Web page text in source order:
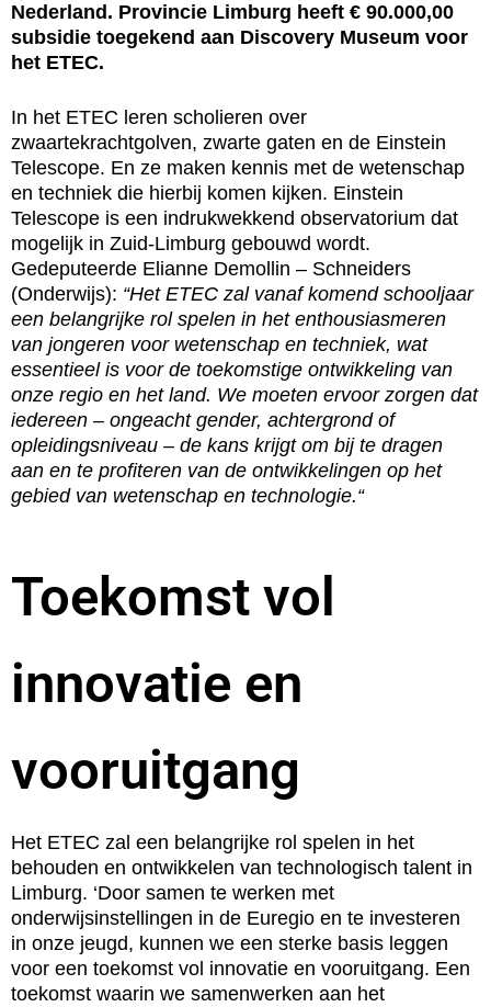
Nederland. Provincie Limburg heeft € 90.000,00
subsidie toegekend aan Discovery Museum voor
het ETEC.
In het ETEC leren scholieren over
zwaartekrachtgolven, zwarte gaten en de Einstein
Telescope. En ze maken kennis met de wetenschap
en techniek die hierbij komen kijken. Einstein
Telescope is een indrukwekkend observatorium dat
mogelijk in Zuid-Limburg gebouwd wordt.
Gedeputeerde Elianne Demollin – Schneiders
(Onderwijs): “Het ETEC zal vanaf komend schooljaar
een belangrijke rol spelen in het enthousiasmeren
van jongeren voor wetenschap en techniek, wat
essentieel is voor de toekomstige ontwikkeling van
onze regio en het land. We moeten ervoor zorgen dat
iedereen – ongeacht gender, achtergrond of
opleidingsniveau – de kans krijgt om bij te dragen
aan en te profiteren van de ontwikkelingen op het
gebied van wetenschap en technologie.“
Toekomst vol
innovatie en
vooruitgang
Het ETEC zal een belangrijke rol spelen in het
behouden en ontwikkelen van technologisch talent in
Limburg. ‘Door samen te werken met
onderwijsinstellingen in de Euregio en te investeren
in onze jeugd, kunnen we een sterke basis leggen
voor een toekomst vol innovatie en vooruitgang. Een
toekomst waarin we samenwerken aan het